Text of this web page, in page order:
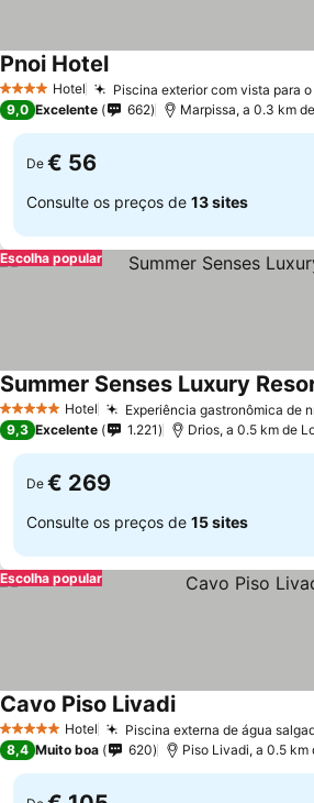
4 EstrelasHotel Piscina exterior com vista para o
Pnoi Hotel
9,0 Excelente 662 Marpissa, a 0.3 km
De € 56
Consulte os preços de 13 sites
Escolha popular
5 Estrelas Hotel Experiência gastronômica de
Summer Senses Luxury
9,3 Excelente 1.221 Drios, a 0.5 km de
De € 269
Consulte os preços de 15 sites
Escolha popular
5 Estrelas Hotel Piscina externa de água
Cavo Piso Livadi
8,4 Muito boa 620 Piso Livadi, a 0.5 km